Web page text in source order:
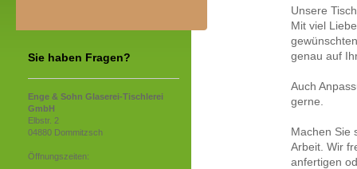
Unsere
Mit viel
genau auf
Auch
gerne.
Machen Sie
Arbeit. Wir
anfertigen
Sie haben Fragen?
Enge & Sohn Glaserei-Tischlerei
GmbH
Elbstr. 2
04880 Dommitzsch
Öffnungszeiten: